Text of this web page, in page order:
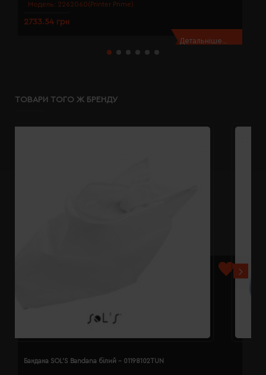
Модель: 2262060(Printer Prime)
2733.54 грн
Детальніше...
ТОВАРИ ТОГО Ж БРЕНДУ
Бандана SOL'S Bandana білий - 01198102TUN